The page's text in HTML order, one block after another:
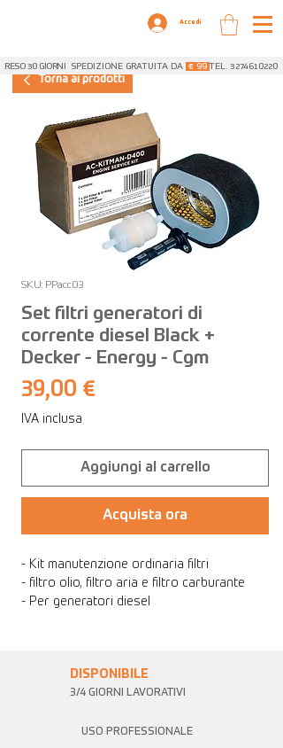
Accedi
RESO 30 GIORNI SPEDIZIONE GRATUITA DA € 99TEL. 3274610220
Torna ai prodotti
SKU: PPacc03
Set filtri generatori di
corrente diesel Black +
Decker - Energy - Cgm
39,00 €
IVA inclusa
Aggiungi al carrello
Acquista ora
- Kit manutenzione ordinaria filtri
- filtro olio, filtro aria e filtro carburante
- Per generatori diesel
DISPONIBILE
3/4 GIORNI LAVORATIVI
USO PROFESSIONALE